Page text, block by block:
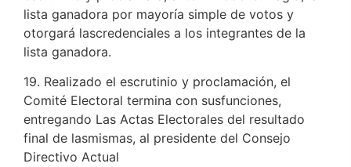
lista ganadora por mayoría simple de votos y
otorgará lascredenciales a los integrantes de la
lista ganadora.
19. Realizado el escrutinio y proclamación, el
Comité Electoral termina con susfunciones,
entregando Las Actas Electorales del resultado
final de lasmismas, al presidente del Consejo
Directivo Actual